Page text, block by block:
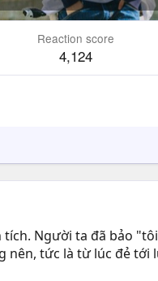
Reaction score
4,124
Người ta đã bảo
tức là từ lúc đẻ